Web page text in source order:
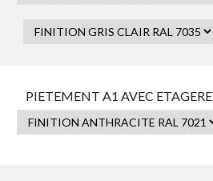
PIETEMENT A1 AVEC ETAGERE